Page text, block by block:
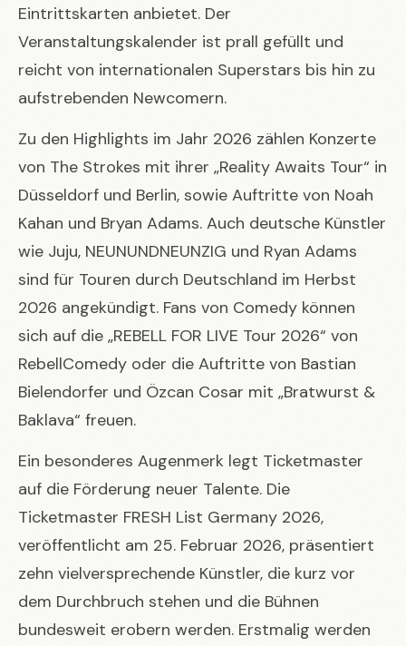
Eintrittskarten anbietet. Der
Veranstaltungskalender ist prall gefüllt und
reicht von internationalen Superstars bis hin zu
aufstrebenden Newcomern.
Zu den Highlights im Jahr 2026 zählen Konzerte
von The Strokes mit ihrer „Reality Awaits Tour“ in
Düsseldorf und Berlin, sowie Auftritte von Noah
Kahan und Bryan Adams. Auch deutsche Künstler
wie Juju, NEUNUNDNEUNZIG und Ryan Adams
sind für Touren durch Deutschland im Herbst
2026 angekündigt. Fans von Comedy können
sich auf die „REBELL FOR LIVE Tour 2026“ von
RebellComedy oder die Auftritte von Bastian
Bielendorfer und Özcan Cosar mit „Bratwurst &
Baklava“ freuen.
Ein besonderes Augenmerk legt Ticketmaster
auf die Förderung neuer Talente. Die
Ticketmaster FRESH List Germany 2026,
veröffentlicht am 25. Februar 2026, präsentiert
zehn vielversprechende Künstler, die kurz vor
dem Durchbruch stehen und die Bühnen
bundesweit erobern werden. Erstmalig werden